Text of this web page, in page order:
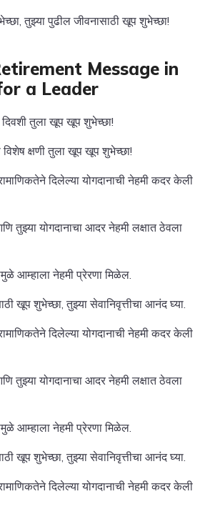
तुझ्या पुढील जीवनासाठी खूप शुभेच्छा!
Message in
a Leader
दिवशी तुला खूप खूप शुभेच्छा!
विशेष क्षणी तुला खूप खूप शुभेच्छा!
दिलेल्या योगदानाची नेहमी कदर केली
तुझ्या योगदानाचा आदर नेहमी लक्षात ठेवला
आम्हाला नेहमी प्रेरणा मिळेल.
खूप शुभेच्छा, तुझ्या सेवानिवृत्तीचा आनंद घ्या.
दिलेल्या योगदानाची नेहमी कदर केली
तुझ्या योगदानाचा आदर नेहमी लक्षात ठेवला
आम्हाला नेहमी प्रेरणा मिळेल.
खूप शुभेच्छा, तुझ्या सेवानिवृत्तीचा आनंद घ्या.
दिलेल्या योगदानाची नेहमी कदर केली